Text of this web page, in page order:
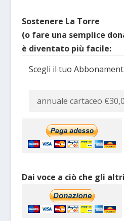
Sostenere La Torre
(o fare una semplice
è diventato più facile:
Scegli il tuo
Dai voce a ciò che gli